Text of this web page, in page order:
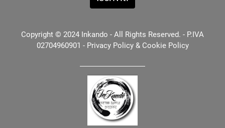
Copyright © 2024 Inkando - All Rights Reserved. - P.IVA
02704960901 - Privacy Policy& Cookie Policy